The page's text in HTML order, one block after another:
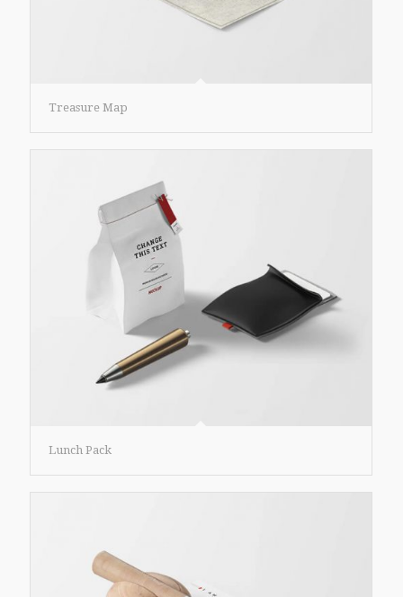
Treasure Map
Lunch Pack